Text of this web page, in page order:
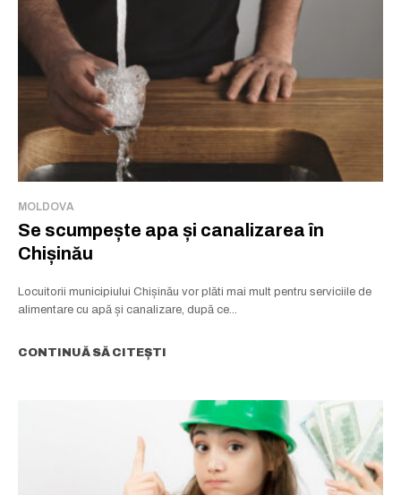
MOLDOVA
Se scumpește apa și canalizarea în
Chișinău
Locuitorii municipiului Chișinău vor plăti mai mult pentru serviciile de
alimentare cu apă și canalizare, după ce...
CONTINUĂ SĂ CITEȘTI